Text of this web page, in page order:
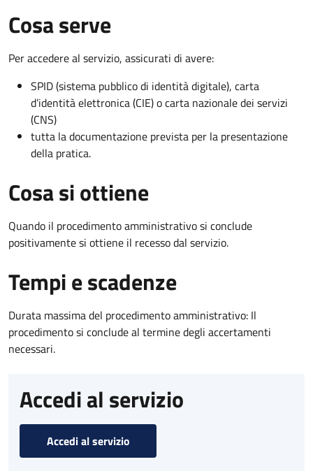
Cosa serve
Per accedere al servizio, assicurati di avere:
SPID (sistema pubblico di identità digitale), carta
d’identità elettronica (CIE) o carta nazionale dei servizi
(CNS)
tutta la documentazione prevista per la presentazione
della pratica.
Cosa si ottiene
Quando il procedimento amministrativo si conclude
positivamente si ottiene il recesso dal servizio.
Tempi e scadenze
Durata massima del procedimento amministrativo: Il
procedimento si conclude al termine degli accertamenti
necessari.
Accedi al servizio
Accedi al servizio